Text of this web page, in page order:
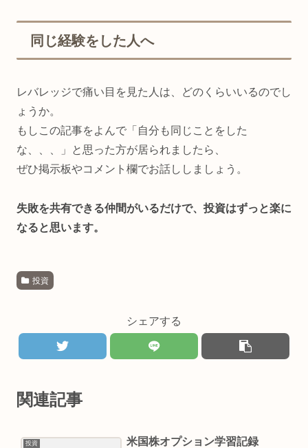
同じ経験をした人へ
レバレッジで痛い目を見た人は、どのくらいいるのでし
ょうか。
もしこの記事をよんで「自分も同じことをした
な、、、」と思った方が居られましたら、
ぜひ掲示板やコメント欄でお話ししましょう。
失敗を共有できる仲間がいるだけで、投資はずっと楽に
なると思います。
投資
シェアする
関連記事
投資
米国株オプション学習記録